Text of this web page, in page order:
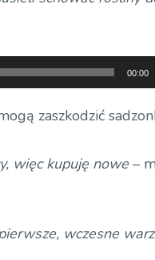
00:00
zaszkodzić
więc kupuję nowe–
wczesne